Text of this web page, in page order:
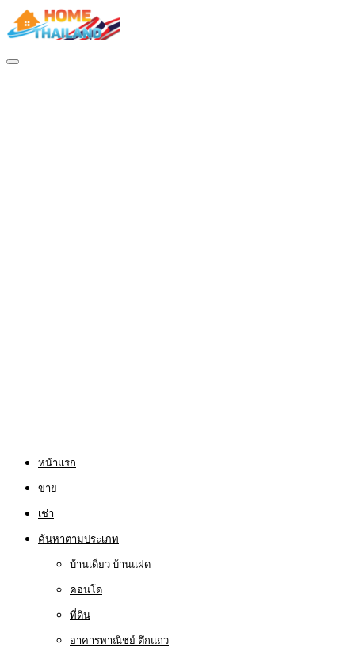
หน้าแรก
ขาย
เช่า
ค้นหาตามประเภท
บ้านเดี่ยว บ้านแฝด
คอนโด
ที่ดิน
อาคารพาณิชย์ ตึกแถว